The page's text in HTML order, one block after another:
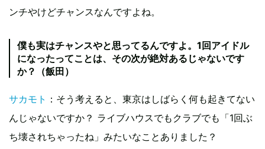
ンチやけどチャンスなんですよね。
僕も実はチャンスやと思ってるんですよ。1回アイドル
になったってことは、その次が絶対あるじゃないです
か？（飯田）
サカモト ：そう考えると、東京はしばらく何も起きてない
んじゃないですか？ ライブハウスでもクラブでも「1回ぶ
ち壊されちゃったね」みたいなことありました？